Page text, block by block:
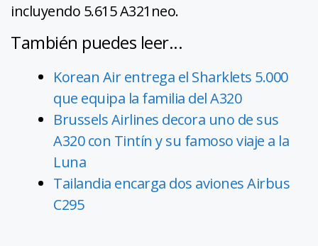
incluyendo 5.615 A321neo.
También puedes leer...
Korean Air entrega el Sharklets 5.000
que equipa la familia del A320
Brussels Airlines decora uno de sus
A320 con Tintín y su famoso viaje a la
Luna
Tailandia encarga dos aviones Airbus
C295